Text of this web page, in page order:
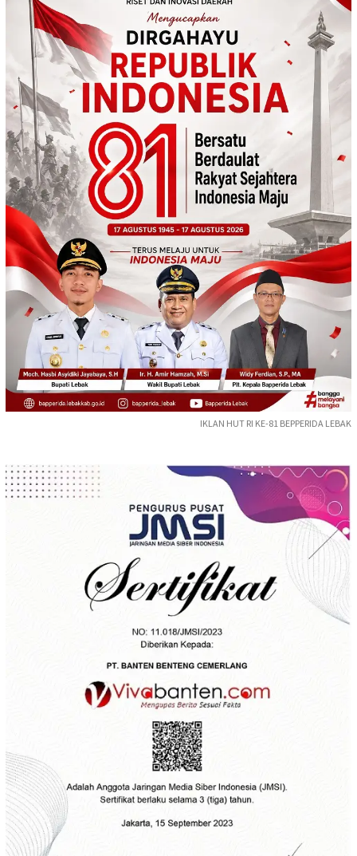
IKLAN HUT RI KE-81 BEPPERIDA LEBAK